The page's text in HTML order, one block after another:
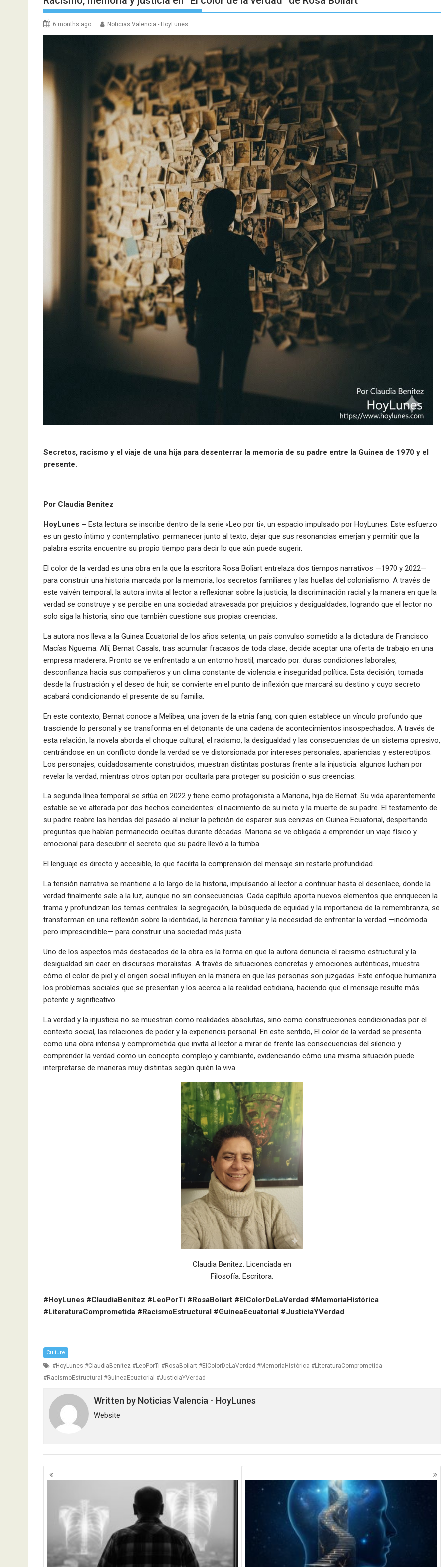
6 months ago Noticias Valencia - HoyLunes
Secretos, racismo y el viaje de una hija para desenterrar la memoria de su padre entre la Guinea de 1970 y el
presente.
Por Claudia Benitez
HoyLunes – Esta lectura se inscribe dentro de la serie «Leo por ti», un espacio impulsado por HoyLunes. Este esfuerzo
es un gesto íntimo y contemplativo: permanecer junto al texto, dejar que sus resonancias emerjan y permitir que la
palabra escrita encuentre su propio tiempo para decir lo que aún puede sugerir.
El color de la verdad es una obra en la que la escritora Rosa Boliart entrelaza dos tiempos narrativos —1970 y 2022—
para construir una historia marcada por la memoria, los secretos familiares y las huellas del colonialismo. A través de
este vaivén temporal, la autora invita al lector a reflexionar sobre la justicia, la discriminación racial y la manera en que la
verdad se construye y se percibe en una sociedad atravesada por prejuicios y desigualdades, logrando que el lector no
solo siga la historia, sino que también cuestione sus propias creencias.
La autora nos lleva a la Guinea Ecuatorial de los años setenta, un país convulso sometido a la dictadura de Francisco
Macías Nguema. Allí, Bernat Casals, tras acumular fracasos de toda clase, decide aceptar una oferta de trabajo en una
empresa maderera. Pronto se ve enfrentado a un entorno hostil, marcado por: duras condiciones laborales,
desconfianza hacia sus compañeros y un clima constante de violencia e inseguridad política. Esta decisión, tomada
desde la frustración y el deseo de huir, se convierte en el punto de inflexión que marcará su destino y cuyo secreto
acabará condicionando el presente de su familia.
En este contexto, Bernat conoce a Melibea, una joven de la etnia fang, con quien establece un vínculo profundo que
trasciende lo personal y se transforma en el detonante de una cadena de acontecimientos insospechados. A través de
esta relación, la novela aborda el choque cultural, el racismo, la desigualdad y las consecuencias de un sistema opresivo,
centrándose en un conflicto donde la verdad se ve distorsionada por intereses personales, apariencias y estereotipos.
Los personajes, cuidadosamente construidos, muestran distintas posturas frente a la injusticia: algunos luchan por
revelar la verdad, mientras otros optan por ocultarla para proteger su posición o sus creencias.
La segunda línea temporal se sitúa en 2022 y tiene como protagonista a Mariona, hija de Bernat. Su vida aparentemente
estable se ve alterada por dos hechos coincidentes: el nacimiento de su nieto y la muerte de su padre. El testamento de
su padre reabre las heridas del pasado al incluir la petición de esparcir sus cenizas en Guinea Ecuatorial, despertando
preguntas que habían permanecido ocultas durante décadas. Mariona se ve obligada a emprender un viaje físico y
emocional para descubrir el secreto que su padre llevó a la tumba.
El lenguaje es directo y accesible, lo que facilita la comprensión del mensaje sin restarle profundidad.
La tensión narrativa se mantiene a lo largo de la historia, impulsando al lector a continuar hasta el desenlace, donde la
verdad finalmente sale a la luz, aunque no sin consecuencias. Cada capítulo aporta nuevos elementos que enriquecen la
trama y profundizan los temas centrales: la segregación, la búsqueda de equidad y la importancia de la remembranza, se
transforman en una reflexión sobre la identidad, la herencia familiar y la necesidad de enfrentar la verdad —incómoda
pero imprescindible— para construir una sociedad más justa.
Uno de los aspectos más destacados de la obra es la forma en que la autora denuncia el racismo estructural y la
desigualdad sin caer en discursos moralistas. A través de situaciones concretas y emociones auténticas, muestra
cómo el color de piel y el origen social influyen en la manera en que las personas son juzgadas. Este enfoque humaniza
los problemas sociales que se presentan y los acerca a la realidad cotidiana, haciendo que el mensaje resulte más
potente y significativo.
La verdad y la injusticia no se muestran como realidades absolutas, sino como construcciones condicionadas por el
contexto social, las relaciones de poder y la experiencia personal. En este sentido, El color de la verdad se presenta
como una obra intensa y comprometida que invita al lector a mirar de frente las consecuencias del silencio y
comprender la verdad como un concepto complejo y cambiante, evidenciando cómo una misma situación puede
interpretarse de maneras muy distintas según quién la viva.
Claudia Benitez. Licenciada en
Filosofía. Escritora.
#HoyLunes #ClaudiaBenítez #LeoPorTi #RosaBoliart #ElColorDeLaVerdad #MemoriaHistórica
#LiteraturaComprometida #RacismoEstructural #GuineaEcuatorial #JusticiaYVerdad
Culture
#HoyLunes #ClaudiaBenítez #LeoPorTi #RosaBoliart #ElColorDeLaVerdad #MemoriaHistórica #LiteraturaComprometida
#RacismoEstructural #GuineaEcuatorial #JusticiaYVerdad
Written by Noticias Valencia - HoyLunes
Website
Posts
navigation